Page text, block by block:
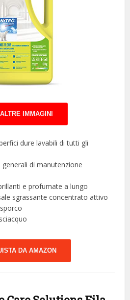
ALTRE IMMAGINI
dure lavabili di tutti gli
generali di manutenzione
e profumate a lungo
sgrassante concentrato attivo
DA AMAZON